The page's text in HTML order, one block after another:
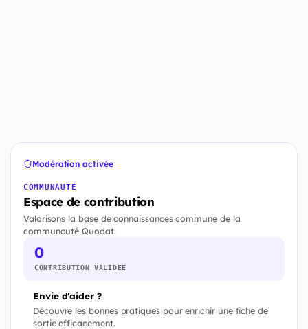
Modération activée
COMMUNAUTÉ
Espace de contribution
Valorisons la base de connaissances commune de la
communauté Quodat.
0
CONTRIBUTION VALIDÉE
Envie d'aider ?
Découvre les bonnes pratiques pour enrichir une fiche de
sortie efficacement.